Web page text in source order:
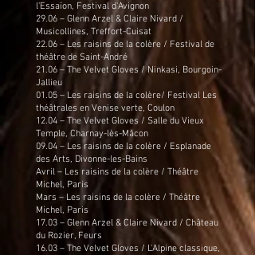
l'Essaïon, Festival d'Avignon
29.06 – Glenn Arzel & Claire Nivard /
Musicollines, Treffort-Cuisat
22.06 – Les raisins de la colère / Festival de
théâtre de Saint-André
21.06 – The Velvet Gloves / Ninkasi, Bourgoin-
Jallieu
01.05 – Les raisins de la colère/ Festival Les
théâtrales en Venise verte, Coulon
12.04 – The Velvet Gloves / Salle du Vieux
Temple, Charnay-lès-Mâcon
09.04 – Les raisins de la colère / Esplanade
des Arts, Divonne-les-Bains
Avril – Les raisins de la colère / Théâtre
Michel, Paris
Mars – Les raisins de la colère / Théâtre
Michel, Paris
17.03 – Glenn Arzel & Claire Nivard / Château
du Rozier, Feurs
16.03 – The Velvet Gloves / L'Alpine classique,